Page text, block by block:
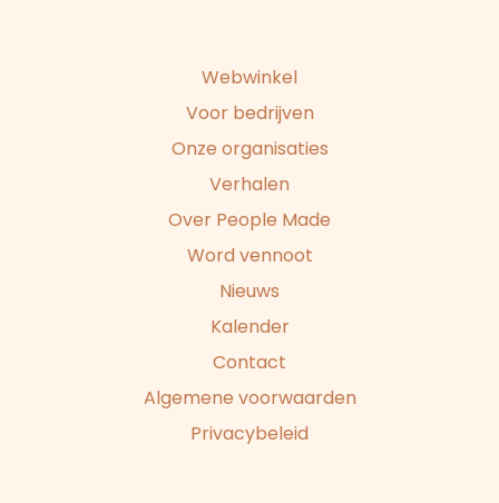
Webwinkel
Voor bedrijven
Onze organisaties
Verhalen
Over People Made
Word vennoot
Nieuws
Kalender
Contact
Algemene voorwaarden
Privacybeleid